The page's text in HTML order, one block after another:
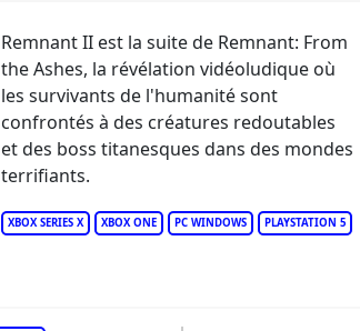
XBOX SERIES X XBOX ONE PC WINDOWS PLAYSTATION 5
Remnant II est la suite de Remnant: From
the Ashes, la révélation vidéoludique où
les survivants de l'humanité sont
confrontés à des créatures redoutables
et des boss titanesques dans des mondes
terrifiants.